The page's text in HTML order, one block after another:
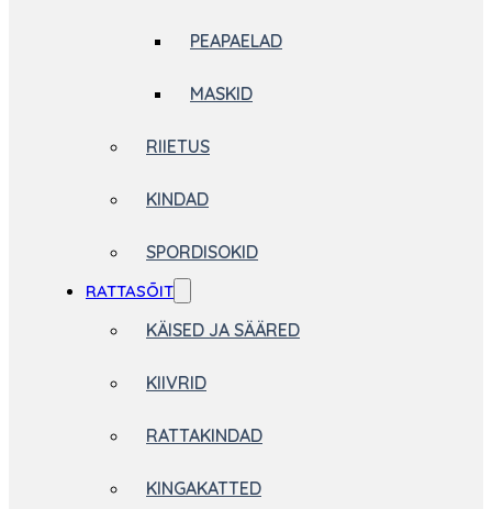
PEAPAELAD
MASKID
RIIETUS
KINDAD
SPORDISOKID
RATTASÕIT
KÄISED JA SÄÄRED
KIIVRID
RATTAKINDAD
KINGAKATTED